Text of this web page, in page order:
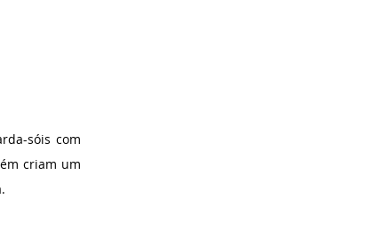
sóis com
criam um